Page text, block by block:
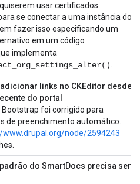
usar certificados
se conectar a uma instância do
fazer isso especificando um
em um código
implementa
links no CKEditor desde
do portal
foi corrigido para
de preenchimento automático.
www.drupal.org/node/2594243
do SmartDocs precisa ser